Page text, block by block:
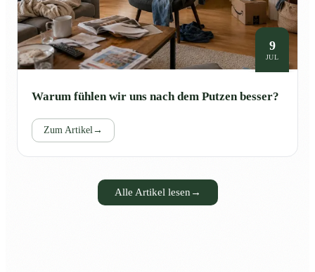
9
JUL
Warum fühlen wir uns nach dem Putzen besser?
Zum Artikel→
Alle Artikel lesen →